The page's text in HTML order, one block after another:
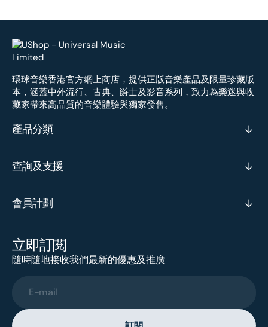
環球音樂香港官方網上商店，提供正版音樂產品及限量珍藏版
本，涵蓋中外流行、古典、爵士及影音系列，致力為樂迷與收
藏家帶來高品質的音樂體驗與獨家發售。
產品分類
查詢及支援
會員計劃
立即訂閱
隨時隨地接收我們最新的優惠及推廣
E-mail